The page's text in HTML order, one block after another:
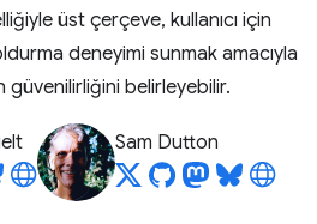
üst çerçeve, kullanıcı için
deneyimi sunmak amacıyla
güvenilirliğini belirleyebilir.
Sam Dutton